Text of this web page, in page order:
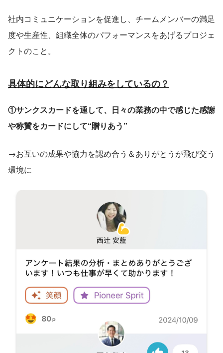
社内コミュニケーションを促進し、チームメンバーの満足
度や生産性、組織全体のパフォーマンスをあげるプロジェ
クトのこと。
具体的にどんな取り組みをしているの？
①サンクスカードを通して、日々の業務の中で感じた感謝
や称賛をカードにして“贈りあう”
→お互いの成果や協力を認め合う＆ありがとうが飛び交う
環境に